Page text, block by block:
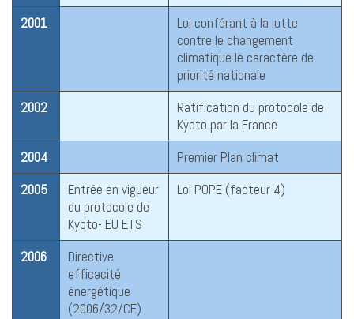
2001
Loi conférant à la lutte
contre le changement
climatique le caractère de
priorité nationale
2002
Ratification du protocole de
Kyoto par la France
2004
Premier Plan climat
2005
Entrée en vigueur
du protocole de
Kyoto- EU ETS
Loi POPE (facteur 4)
2006
Directive
efficacité
énergétique
(2006/32/CE)